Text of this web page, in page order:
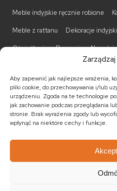
Aby zapewnić jak najlepsze wrażenia,
pliki cookie, do przechowywania i/lub
urządzeniu. Zgoda na te technologie
jak zachowanie podczas przeglądania
stronie. Brak wyrażenia zgody lub
wpłynąć na niektóre cechy i funkcje.
Meble indyjskie ręcznie robione
Meble z rattanu Dekoracje
Oświetlenie Promocje Nowości
Komody
Kufry indyjskie Ławki kolonialne
Parawany kolonialne Półki
Stojaki na CD Stoliki kawowe